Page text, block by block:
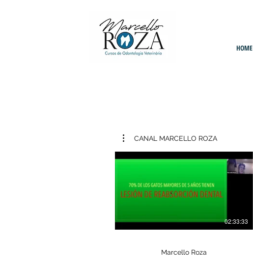
HOME
CANAL MARCELLO ROZA
02:33:33
Marcello Roza